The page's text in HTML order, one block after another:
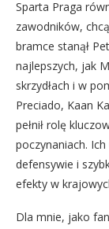
Sparta Praga
zawodników,
bramce stanął
najlepszych, jak
skrzydłach i w
Preciado, Kaan
pełnił rolę
poczynaniach.
defensywie i
efekty w
Dla mnie, jako